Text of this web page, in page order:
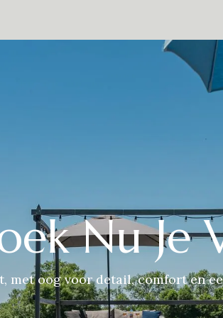
Nu Je
met oog voor detail, comfort en